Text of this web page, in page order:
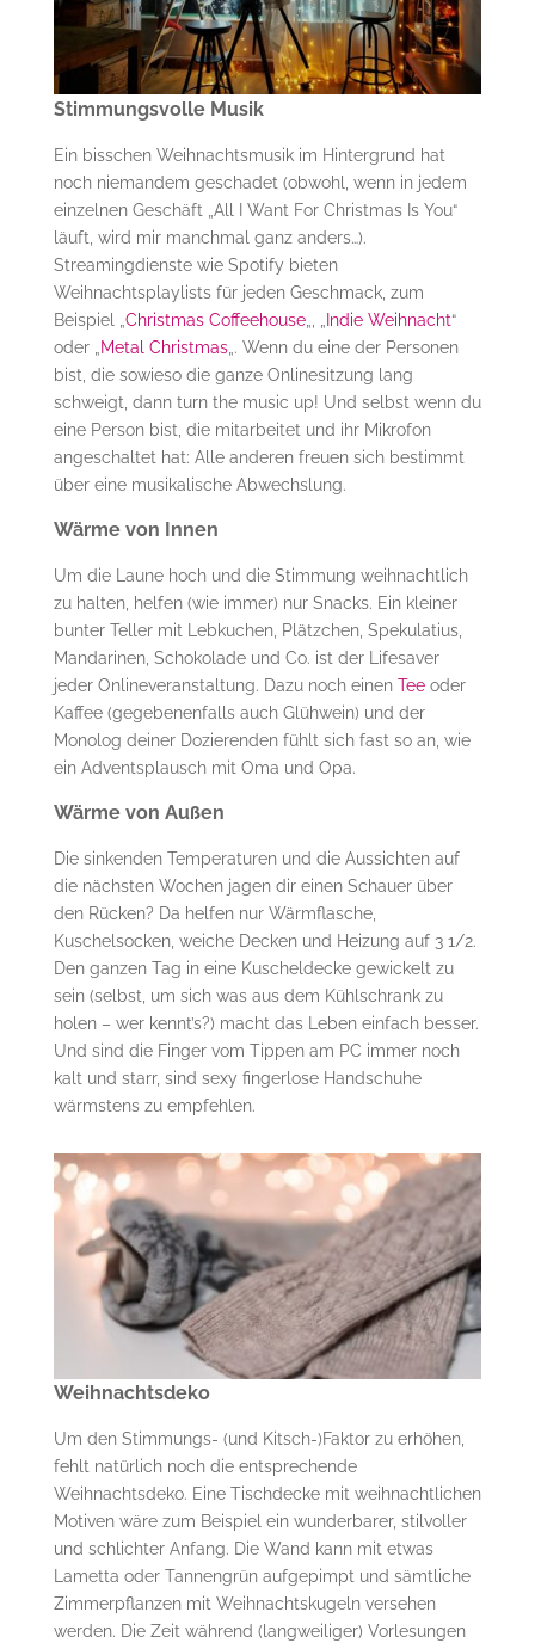
Stimmungsvolle Musik
Ein bisschen Weihnachtsmusik im Hintergrund hat
noch niemandem geschadet (obwohl, wenn in jedem
einzelnen Geschäft „All I Want For Christmas Is You“
läuft, wird mir manchmal ganz anders…).
Streamingdienste wie Spotify bieten
Weihnachtsplaylists für jeden Geschmack, zum
Beispiel „ Christmas Coffeehouse„, „ Indie Weihnacht“
oder „
Metal Christmas„. Wenn du eine der Personen
bist, die sowieso die ganze Onlinesitzung lang
schweigt, dann turn the music up! Und selbst wenn du
eine Person bist, die mitarbeitet und ihr Mikrofon
angeschaltet hat: Alle anderen freuen sich bestimmt
über eine musikalische Abwechslung.
Wärme von Innen
Um die Laune hoch und die Stimmung weihnachtlich
zu halten, helfen (wie immer) nur Snacks. Ein kleiner
bunter Teller mit Lebkuchen, Plätzchen, Spekulatius,
Mandarinen, Schokolade und Co. ist der Lifesaver
jeder Onlineveranstaltung. Dazu noch einen Teeoder
Kaffee (gegebenenfalls auch Glühwein) und der
Monolog deiner Dozierenden fühlt sich fast so an, wie
ein Adventsplausch mit Oma und Opa.
Wärme von Außen
Die sinkenden Temperaturen und die Aussichten auf
die nächsten Wochen jagen dir einen Schauer über
den Rücken? Da helfen nur Wärmflasche,
Kuschelsocken, weiche Decken und Heizung auf 3 1/2.
Den ganzen Tag in eine Kuscheldecke gewickelt zu
sein (selbst, um sich was aus dem Kühlschrank zu
holen – wer kennt’s?) macht das Leben einfach besser.
Und sind die Finger vom Tippen am PC immer noch
kalt und starr, sind sexy fingerlose Handschuhe
wärmstens zu empfehlen.
Weihnachtsdeko
Um den Stimmungs- (und Kitsch-)Faktor zu erhöhen,
fehlt natürlich noch die entsprechende
Weihnachtsdeko. Eine Tischdecke mit weihnachtlichen
Motiven wäre zum Beispiel ein wunderbarer, stilvoller
und schlichter Anfang. Die Wand kann mit etwas
Lametta oder Tannengrün aufgepimpt und sämtliche
Zimmerpflanzen mit Weihnachtskugeln versehen
werden. Die Zeit während (langweiliger) Vorlesungen